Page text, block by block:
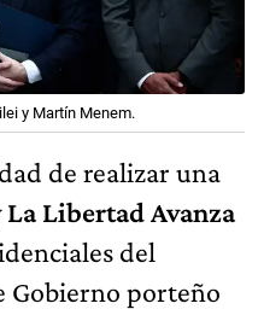
y Martín Menem.
de realizar una
La Libertad Avanza
del
Gobierno porteño